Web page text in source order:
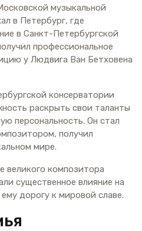
музыкальной
в Петербург, где
в Санкт-Петербургской
профессиональное
у Людвига Ван Бетховена
консерватории
раскрыть свои таланты
персональность. Он стал
получил
мире.
великого композитора
существенное влияние на
дорогу к мировой славе.